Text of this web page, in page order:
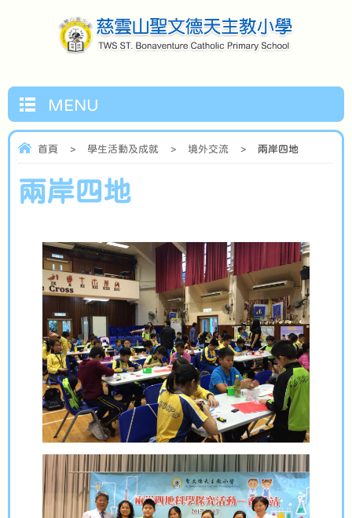
MENU
首頁 > 學生活動及成就 > 境外交流 > 兩岸四地
兩岸四地